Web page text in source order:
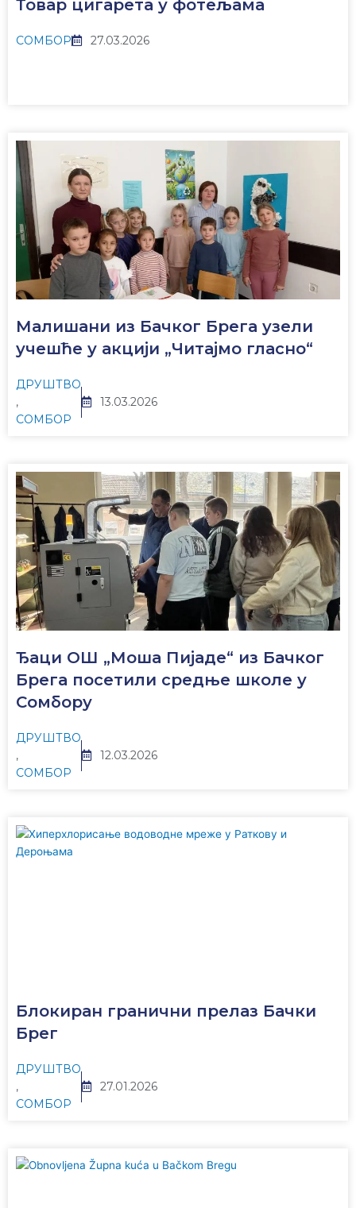
Товар цигарета у фотељама
СОМБОР 27.03.2026
Малишани из Бачког Брега узели
учешће у акцији „Читајмо гласно“
ДРУШТВО
,
СОМБОР
13.03.2026
Ђаци ОШ „Моша Пијаде“ из Бачког
Брега посетили средње школе у
Сомбору
ДРУШТВО
,
СОМБОР
12.03.2026
Блокиран гранични прелаз Бачки
Брег
ДРУШТВО
,
СОМБОР
27.01.2026